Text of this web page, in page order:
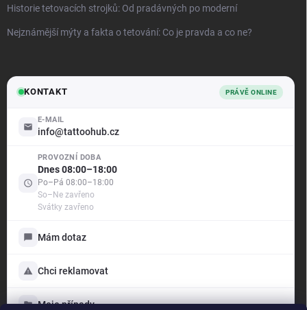
Historie tetovacích strojků: Od pradávných po moderní
Nejznámější mýty a fakta o tetování: Co je pravda a co ne?
KONTAKT PRÁVĚ ONLINE
E-MAIL
info@tattoohub.cz
PROVOZNÍ DOBA
Dnes 08:00–18:00
Po–Pá 08:00–18:00
So–Ne zavřeno
Svátky zavřeno
Mám dotaz
Chci reklamovat
Moje případy
Online
vyřídíme reklamaci a ukážeme vám stav vašich případů.